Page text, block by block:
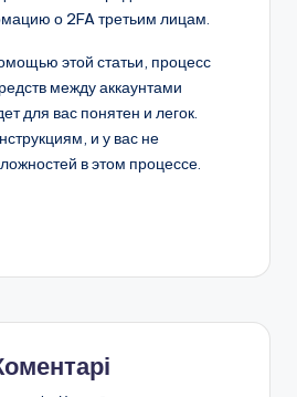
о 2FA третьим лицам.
этой статьи, процесс
между аккаунтами
для вас понятен и легок.
и у вас не
в этом процессе.